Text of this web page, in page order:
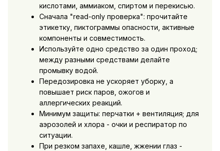
кислотами, аммиаком, спиртом и перекисью.
Сначала "read-only проверка": прочитайте
этикетку, пиктограммы опасности, активные
компоненты и совместимость.
Используйте одно средство за один проход;
между разными средствами делайте
промывку водой.
Передозировка не ускоряет уборку, а
повышает риск паров, ожогов и
аллергических реакций.
Минимум защиты: перчатки + вентиляция; для
аэрозолей и хлора - очки и респиратор по
ситуации.
При резком запахе, кашле, жжении глаз -